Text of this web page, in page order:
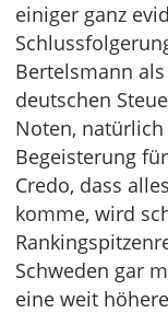
einiger ganz
Bertelsmann
deutschen
Noten,
Begeisterung
Credo, dass
komme, wird
Schweden gar
eine weit